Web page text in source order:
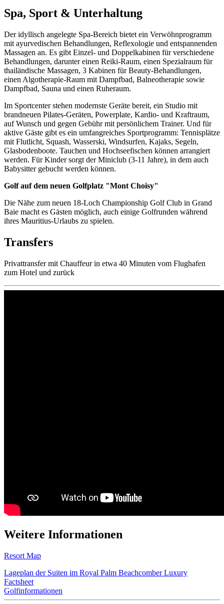
Spa, Sport & Unterhaltung
Der idyllisch angelegte Spa-Bereich bietet ein Verwöhnprogramm
mit ayurvedischen Behandlungen, Reflexologie und entspannenden
Massagen an. Es gibt Einzel- und Doppelkabinen für verschiedene
Behandlungen, darunter einen Reiki-Raum, einen Spezialraum für
thailändische Massagen, 3 Kabinen für Beauty-Behandlungen,
einen Algotherapie-Raum mit Dampfbad, Balneotherapie sowie
Dampfbad, Sauna und einen Ruheraum.
Im Sportcenter stehen modernste Geräte bereit, ein Studio mit
brandneuen Pilates-Geräten, Powerplate, Kardio- und Kraftraum,
auf Wunsch und gegen Gebühr mit persönlichem Trainer. Und für
aktive Gäste gibt es ein umfangreiches Sportprogramm: Tennisplätze
mit Flutlicht, Squash, Wasserski, Windsurfen, Kajaks, Segeln,
Glasbodenboote. Tauchen und Hochseefischen können arrangiert
werden. Für Kinder sorgt der Miniclub (3-11 Jahre), in dem auch
Babysitter gebucht werden können.
Golf auf dem neuen Golfplatz "Mont Choisy"
Die Nähe zum neuen 18-Loch Championship Golf Club in Grand
Baie macht es Gästen möglich, auch einige Golfrunden während
ihres Mauritius-Urlaubs zu spielen.
Transfers
Privattransfer mit Chauffeur in etwa 40 Minuten vom Flughafen
zum Hotel und zurück
Weitere Informationen
Resort Map
Lageplan der Suiten im Royal Palm Beachcomber Luxury
Factsheet
Golfinformationen